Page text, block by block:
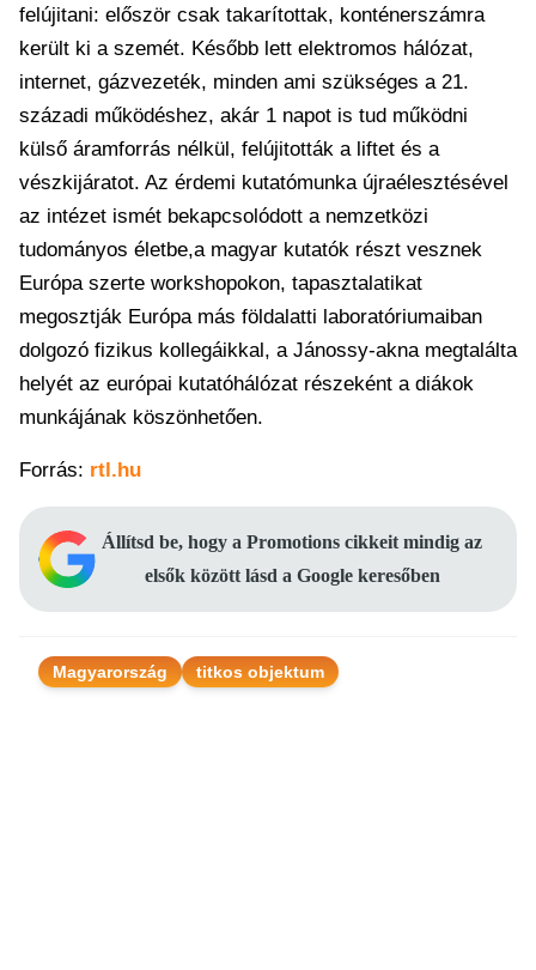
felújitani: először csak takarítottak, konténerszámra
került ki a szemét. Később lett elektromos hálózat,
internet, gázvezeték, minden ami szükséges a 21.
századi működéshez, akár 1 napot is tud működni
külső áramforrás nélkül, felújitották a liftet és a
vészkijáratot. Az érdemi kutatómunka újraélesztésével
az intézet ismét bekapcsolódott a nemzetközi
tudományos életbe,a magyar kutatók részt vesznek
Európa szerte workshopokon, tapasztalatikat
megosztják Európa más földalatti laboratóriumaiban
dolgozó fizikus kollegáikkal, a Jánossy-akna megtalálta
helyét az európai kutatóhálózat részeként a diákok
munkájának köszönhetően.
Forrás: rtl.hu
Állítsd be, hogy a Promotions cikkeit mindig az
elsők között lásd a Google keresőben
Magyarország titkos objektum